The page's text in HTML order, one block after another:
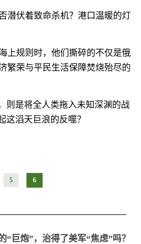
潜伏着致命杀机？港口温暖的灯
上规则时，他们撕碎的不仅是俄
繁荣与平民生活保障焚烧殆尽的
则是将全人类拖入未知深渊的战
这滔天巨浪的反噬？
5 6
“巨炮”，治得了美军“焦虑”吗？